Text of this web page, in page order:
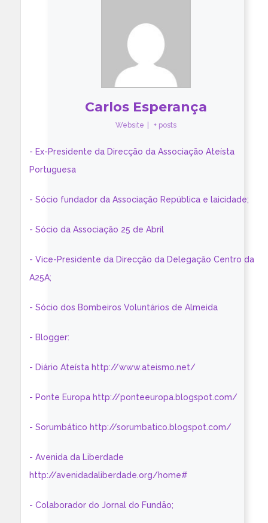
Carlos Esperança
Website + posts
- Ex-Presidente da Direcção da Associação Ateísta
Portuguesa
- Sócio fundador da Associação República e laicidade;
- Sócio da Associação 25 de Abril
- Vice-Presidente da Direcção da Delegação Centro da
A25A;
- Sócio dos Bombeiros Voluntários de Almeida
- Blogger:
- Diário Ateísta http://www.ateismo.net/
- Ponte Europa http://ponteeuropa.blogspot.com/
- Sorumbático http://sorumbatico.blogspot.com/
- Avenida da Liberdade
http://avenidadaliberdade.org/home#
- Colaborador do Jornal do Fundão;